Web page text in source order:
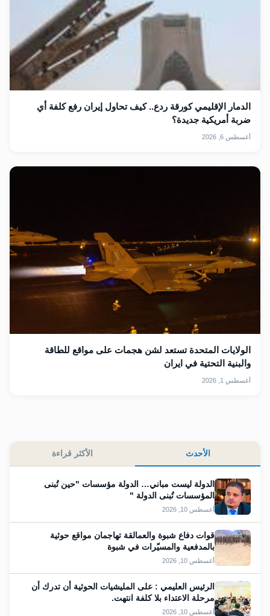
الدمار الإقليمي كورقة ردع.. كيف تحاول إيران رفع كلفة أي
ضربة أمريكية جديدة؟
أغسطس 6, 2026
الولايات المتحدة تستعد لشن هجمات على مواقع للطاقة
والبنية التحتية في ايران
أغسطس 1, 2026
الأحدث الأكثر قراءة
الدولة ليست مباني… الدولة مؤسسات "حين تُبنى
المؤسسات تُبنى الدولة "
أغسطس 10, 2026
قوات دفاع شبوة والعمالقة تهاجمان مواقع حوثية
بالمدفعية والمسيّرات في شبوة
أغسطس 10, 2026
الرئيس العليمي : على المليشيات الحوثية أن تدرك أن
مرحلة الاعتداء بلا كلفة انتهت.
أغسطس 10, 2026